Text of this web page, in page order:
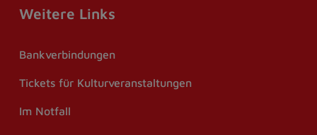
Weitere Links
Bankverbindungen
Tickets für Kulturveranstaltungen
Im Notfall